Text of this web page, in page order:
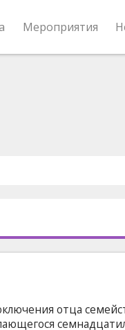
Мероприятия
отца